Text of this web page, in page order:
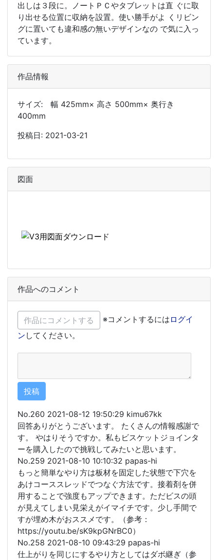
出しは３段に。ノートＰＣやタブレットは直 ぐに取
り出せる位置に収納を設置。使い勝手がよ くリビン
グに置いても違和感の無いデザインなの で気に入っ
ています。
作品情報
サイズ: 幅 425mm× 高さ 500mm× 奥行き
400mm
投稿日: 2021-03-21
図面
作品へのコメント
※コメントするには ログイ
ン してください。
No.260 2021-08-12 19:50:29 kimu67kk
回答ありがとうございます。 たくさんの情報感謝で
す。 やはりそうですか。私もビスケットジョインタ
ーを購入したので挑戦してみたいと思います。
No.259 2021-08-10 10:10:32 papas-hi
もっと簡単なやり方は板材を固定した状態で下穴を
あけコーススレッドでつなぐ方法です。接着剤を併
用することで強度もアップできます。ただビスの頭
が見えてしまい見栄えがイマイチです。少し手間で
すが埋め木がおススメです。（参考：
https://youtu.be/sK9kpGNrBC0）
No.258 2021-08-10 09:43:29 papas-hi
仕上がりを同じにするやり方としてはダボ継ぎ（参